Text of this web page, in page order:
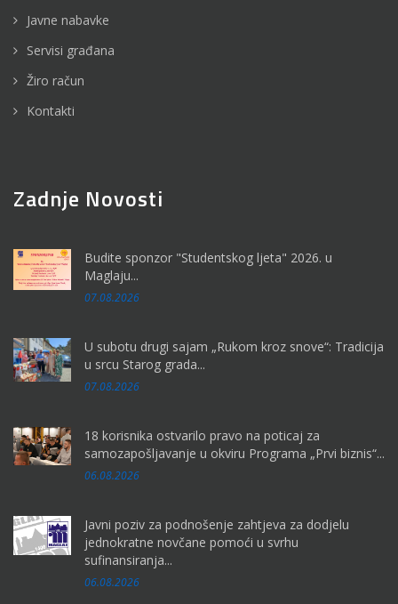
Javne nabavke
Servisi građana
Žiro račun
Kontakti
Zadnje Novosti
Budite sponzor "Studentskog ljeta" 2026. u
Maglaju...
07.08.2026
U subotu drugi sajam „Rukom kroz snove“: Tradicija
u srcu Starog grada...
07.08.2026
18 korisnika ostvarilo pravo na poticaj za
samozapošljavanje u okviru Programa „Prvi biznis“...
06.08.2026
Javni poziv za podnošenje zahtjeva za dodjelu
jednokratne novčane pomoći u svrhu
sufinansiranja...
06.08.2026